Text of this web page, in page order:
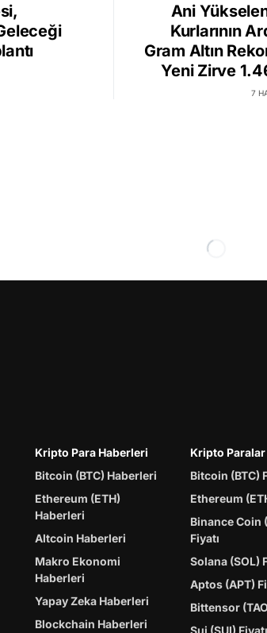
Ani
Kurlarının
Gram Altın
Yeni Zirve
7
Kripto Para Haberleri
Bitcoin (BTC) Haberleri
Ethereum (ETH)
Haberleri
Altcoin Haberleri
Makro Ekonomi
Haberleri
Yapay Zeka Haberleri
Blockchain Haberleri
Kripto Paralar
Bitcoin (BTC)
Ethereum
Binance Coin
Fiyatı
Solana (SOL)
Aptos (APT)
Bittensor
Sui (SUI) Fiyatı